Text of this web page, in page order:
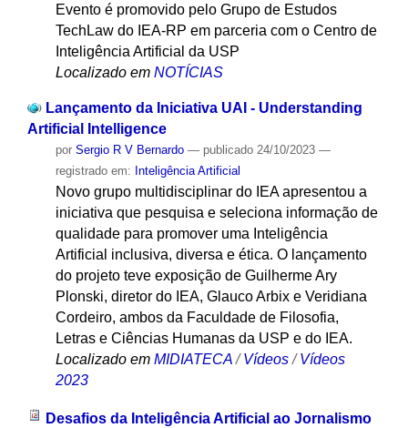
Evento é promovido pelo Grupo de Estudos
TechLaw do IEA-RP em parceria com o Centro de
Inteligência Artificial da USP
Localizado em NOTÍCIAS
Lançamento da Iniciativa UAI - Understanding
Artificial Intelligence
por Sergio R V Bernardo — publicado24/10/2023 —
registrado em: Inteligência Artificial
Novo grupo multidisciplinar do IEA apresentou a
iniciativa que pesquisa e seleciona informação de
qualidade para promover uma Inteligência
Artificial inclusiva, diversa e ética. O lançamento
do projeto teve exposição de Guilherme Ary
Plonski, diretor do IEA, Glauco Arbix e Veridiana
Cordeiro, ambos da Faculdade de Filosofia,
Letras e Ciências Humanas da USP e do IEA.
Localizado em MIDIATECA /Vídeos /Vídeos
2023
Desafios da Inteligência Artificial ao Jornalismo